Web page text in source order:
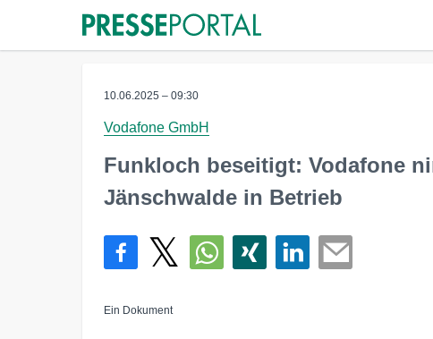
10.06.2025 – 09:30
Vodafone GmbH
Funkloch beseitigt: Vodafone
Jänschwalde in Betrieb
Ein Dokument